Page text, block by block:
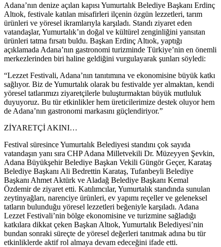
Adana’nın denize açılan kapısı Yumurtalık Belediye Başkanı Erdinç
Altıok, festivale katılan misafirleri ilçenin özgün lezzetleri, tarım
ürünleri ve yöresel ikramlarıyla karşıladı. Standı ziyaret eden
vatandaşlar, Yumurtalık’ın doğal ve kültürel zenginliğini yansıtan
ürünleri tatma fırsatı buldu. Başkan Erdinç Altıok, yaptığı
açıklamada Adana’nın gastronomi turizminde Türkiye’nin en önemli
merkezlerinden biri haline geldiğini vurgulayarak şunları söyledi:
“Lezzet Festivali, Adana’nın tanıtımına ve ekonomisine büyük katkı
sağlıyor. Biz de Yumurtalık olarak bu festivalde yer almaktan, kendi
yöresel tatlarımızı ziyaretçilerle buluşturmaktan büyük mutluluk
duyuyoruz. Bu tür etkinlikler hem üreticilerimize destek oluyor hem
de Adana’nın gastronomi markasını güçlendiriyor.”
ZİYARETÇİ AKINI…
Festival süresince Yumurtalık Belediyesi standını çok sayıda
vatandaşın yanı sıra CHP Adana Milletvekili Dr. Müzeyyen Şevkin,
Adana Büyükşehir Belediye Başkan Vekili Güngör Geçer, Karataş
Belediye Başkanı Ali Bedrettin Karataş, Tufanbeyli Belediye
Başkanı Ahmet Aktürk ve Aladağ Belediye Başkanı Kemal
Özdemir de ziyaret etti. Katılımcılar, Yumurtalık standında sunulan
zeytinyağları, narenciye ürünleri, ev yapımı reçeller ve geleneksel
tatların bulunduğu yöresel lezzetleri beğeniyle karşıladı. Adana
Lezzet Festivali’nin bölge ekonomisine ve turizmine sağladığı
katkılara dikkat çeken Başkan Altıok, Yumurtalık Belediyesi’nin
bundan sonraki süreçte de yöresel değerleri tanıtmak adına bu tür
etkinliklerde aktif rol almaya devam edeceğini ifade etti.